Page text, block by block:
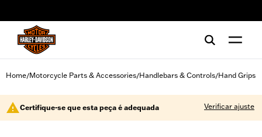
Home/Motorcycle Parts & Accessories/Handlebars & Controls/Hand Grips
Certifique-se que esta peça é adequada Verificar ajuste